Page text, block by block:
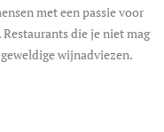
met een passie voor
die je niet mag
wijnadviezen.